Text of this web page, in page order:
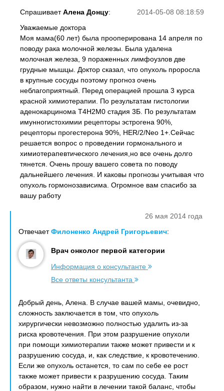
2014-05-08 08:18:59
СпрашиваетАлена Донцу:
Уважаемые доктора
Моя мама(60 лет) была прооперирована 14 апреля по
поводу рака молочной железы. Была удалена
молочная железа, 9 пораженных лимфоузлов две
грудные мышцы. Доктор сказал, что опухоль проросла
в крупные сосуды поэтому прогноз очень
неблагоприятный. Перед операцией прошла 3 курса
красной химиотерапии. По результатам гистологии
аденокарцинома Т4Н2М0 стадия 3Б. По результатам
имунногистохимии рецепторы эстрогена 90%,
рецепторы прогестерона 90%, НЕR/2/Neo 1+.Сейчас
решается вопрос о проведении гормонального и
химиотерапевтического лечения,но все очень долго
тянется. Очень прошу вашего совета по поводу
дальнейшего лечения. И каковы прогнозы учитывая что
опухоль гормонозависима. Огромное вам спасибо за
вашу работу
26 мая 2014 года
ОтвечаетФилоненко Андрей Григорьевич:
Врач онколог первой категории
Информация о консультанте
Все ответы консультанта
Добрый день, Алена. В случае вашей мамы, очевидно,
сложность заключается в том, что опухоль
хирургически невозможно полностью удалить из-за
риска кровотечения. При этом разрушение опухоли
при помощи химиотерапии также может привести и к
разрушению сосуда, и, как следствие, к кровотечению.
Если же опухоль останется, то сам по себе ее рост
также может привести к разрушению сосуда. Таким
образом, нужно найти в лечении такой баланс, чтобы